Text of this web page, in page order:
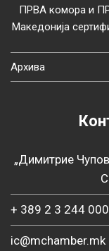
ПРВА комора и
Македонија
Архива
„Димитрие
+ 389 2 3 244 000
ic@mchamber.mk